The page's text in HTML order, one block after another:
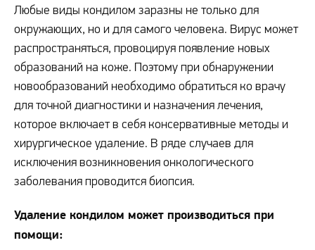
Любые виды кондилом заразны не только для
окружающих, но и для самого человека. Вирус может
распространяться, провоцируя появление новых
образований на коже. Поэтому при обнаружении
новообразований необходимо обратиться ко врачу
для точной диагностики и назначения лечения,
которое включает в себя консервативные методы и
хирургическое удаление. В ряде случаев для
исключения возникновения онкологического
заболевания проводится биопсия.
Удаление кондилом может производиться при
помощи: